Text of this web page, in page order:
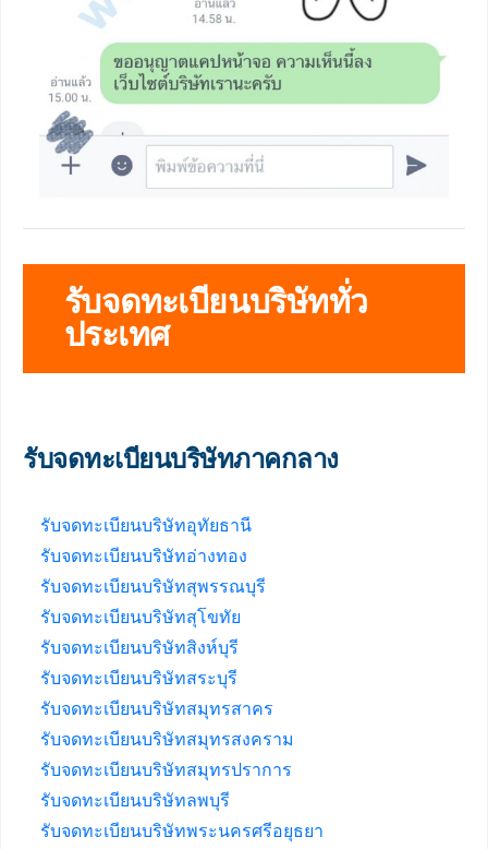
รับจดทะเบียนบริษัททั่ว
ประเทศ
รับจดทะเบียนบริษัทภาคกลาง
รับจดทะเบียนบริษัทอุทัยธานี
รับจดทะเบียนบริษัทอ่างทอง
รับจดทะเบียนบริษัทสุพรรณบุรี
รับจดทะเบียนบริษัทสุโขทัย
รับจดทะเบียนบริษัทสิงห์บุรี
รับจดทะเบียนบริษัทสระบุรี
รับจดทะเบียนบริษัทสมุทรสาคร
รับจดทะเบียนบริษัทสมุทรสงคราม
รับจดทะเบียนบริษัทสมุทรปราการ
รับจดทะเบียนบริษัทลพบุรี
รับจดทะเบียนบริษัทพระนครศรีอยุธยา